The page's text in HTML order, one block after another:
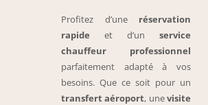
Profitez d’une réservation
rapide et d’un service
chauffeur professionnel
parfaitement adapté à vos
besoins. Que ce soit pour un
transfert aéroport, unevisite